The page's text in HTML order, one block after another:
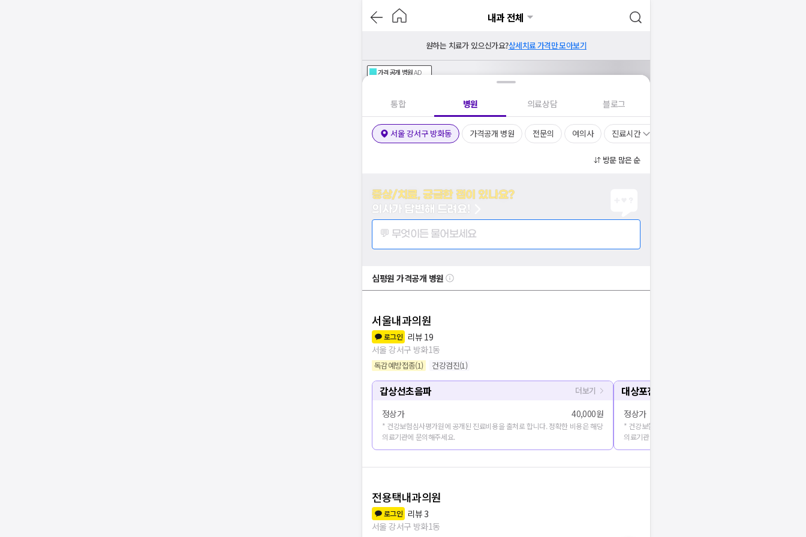
내과 전체
원하는 치료가 있으신가요?상세치료 가격만 모아보기
가격공개 병원AD
통합 병원 의료상담 블로그
서울 강서구 방화동 가격공개 병원 전문의 여의사 진료시간
방문 많은 순
증상/치료, 궁금한 점이 있나요?
의사가 답변해 드려요!
💬 무엇이든 물어보세요
심평원 가격공개 병원
서울내과의원
로그인 리뷰 19
서울 강서구 방화1동
독감예방접종(1) 건강검진(1)
갑상선초음파 더보기
정상가 40,000원
* 건강보험심사평가원에 공개된 진료비용을 출처로 합니다. 정확한 비용은 해당
의료기관에 문의해주세요.
대상포진 예방접종
정상가
* 건강보험심사평가원에 공개된 진료비용을 출처로 합니다. 정확
의료기관에 문의해주세요.
전용택내과의원
로그인 리뷰 3
서울 강서구 방화1동